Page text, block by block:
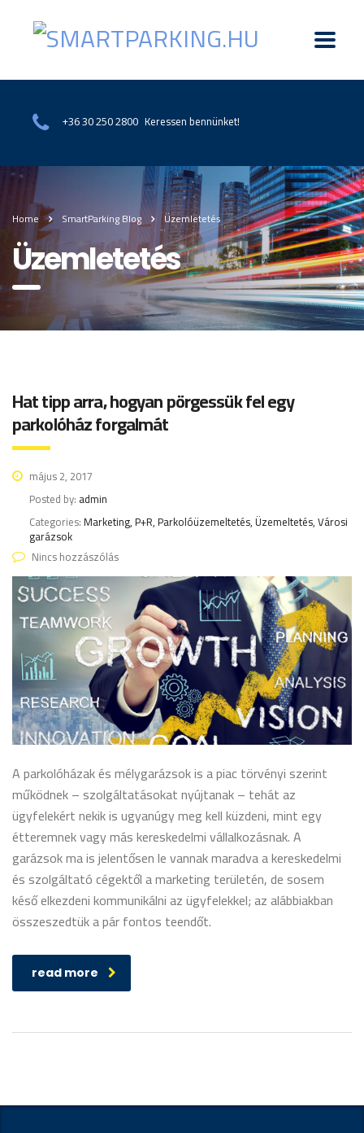
+36 30 250 2800 Keressen bennünket!
Home SmartParking Blog Üzemletetés
Üzemletetés
Hat tipp arra, hogyan pörgessük fel egy
parkolóház forgalmát
május 2, 2017
Posted by: admin
Categories:Marketing, P+R, Parkolóüzemeltetés, Üzemeltetés, Városi
garázsok
Nincs hozzászólás
A parkolóházak és mélygarázsok is a piac törvényi szerint
működnek – szolgáltatásokat nyújtanak – tehát az
ügyfelekért nekik is ugyanúgy meg kell küzdeni, mint egy
étteremnek vagy más kereskedelmi vállalkozásnak. A
garázsok ma is jelentősen le vannak maradva a kereskedelmi
és szolgáltató cégektől a marketing területén, de sosem
késő elkezdeni kommunikálni az ügyfelekkel; az alábbiakban
összeszedtük a pár fontos teendőt.
read more